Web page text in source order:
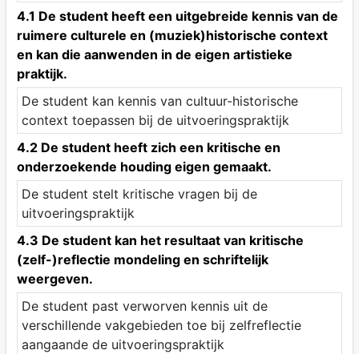
4.1 De student heeft een uitgebreide kennis van de
ruimere culturele en (muziek)historische context
en kan die aanwenden in de eigen artistieke
praktijk.
De student kan kennis van cultuur-historische
context toepassen bij de uitvoeringspraktijk
4.2 De student heeft zich een kritische en
onderzoekende houding eigen gemaakt.
De student stelt kritische vragen bij de
uitvoeringspraktijk
4.3 De student kan het resultaat van kritische
(zelf-)reflectie mondeling en schriftelijk
weergeven.
De student past verworven kennis uit de
verschillende vakgebieden toe bij zelfreflectie
aangaande de uitvoeringspraktijk